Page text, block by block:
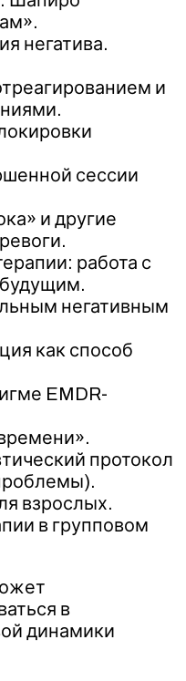
негатива.
и
сессии
и другие
работа с
негативным
как способ
EMDR-
протокол
взрослых.
в групповом
в
динамики